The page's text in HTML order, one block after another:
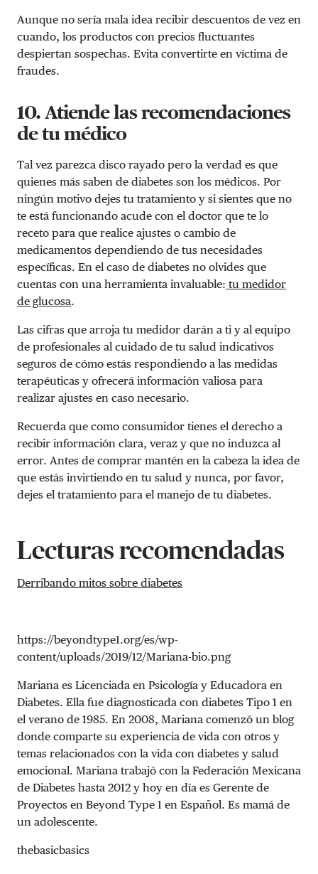
Aunque no sería mala idea recibir descuentos de vez en
cuando, los productos con precios fluctuantes
despiertan sospechas. Evita convertirte en víctima de
fraudes.
10. Atiende las recomendaciones
de tu médico
Tal vez parezca disco rayado pero la verdad es que
quienes más saben de diabetes son los médicos. Por
ningún motivo dejes tu tratamiento y si sientes que no
te está funcionando acude con el doctor que te lo
receto para que realice ajustes o cambio de
medicamentos dependiendo de tus necesidades
específicas. En el caso de diabetes no olvides que
cuentas con una herramienta invaluable: tu medidor
de glucosa.
Las cifras que arroja tu medidor darán a ti y al equipo
de profesionales al cuidado de tu salud indicativos
seguros de cómo estás respondiendo a las medidas
terapéuticas y ofrecerá información valiosa para
realizar ajustes en caso necesario.
Recuerda que como consumidor tienes el derecho a
recibir información clara, veraz y que no induzca al
error. Antes de comprar mantén en la cabeza la idea de
que estás invirtiendo en tu salud y nunca, por favor,
dejes el tratamiento para el manejo de tu diabetes.
Lecturas recomendadas
Derribando mitos sobre diabetes
https://beyondtype1.org/es/wp-
content/uploads/2019/12/Mariana-bio.png
Mariana es Licenciada en Psicología y Educadora en
Diabetes. Ella fue diagnosticada con diabetes Tipo 1 en
el verano de 1985. En 2008, Mariana comenzó un blog
donde comparte su experiencia de vida con otros y
temas relacionados con la vida con diabetes y salud
emocional. Mariana trabajó con la Federación Mexicana
de Diabetes hasta 2012 y hoy en día es Gerente de
Proyectos en Beyond Type 1 en Español. Es mamá de
un adolescente.
thebasicbasics